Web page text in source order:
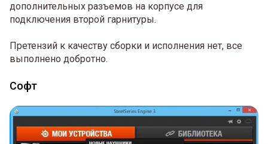
дополнительных разъемов на корпусе для
подключения второй гарнитуры.
Претензий к качеству сборки и исполнения нет, все
выполнено добротно.
Софт